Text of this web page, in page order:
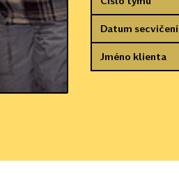
Datum
Jméno klienta